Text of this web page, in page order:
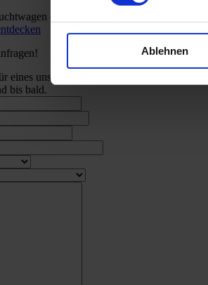
Ablehnen
oder individuelles Angebot – bei
eines unserer Toyota-Modelle und
bis bald.